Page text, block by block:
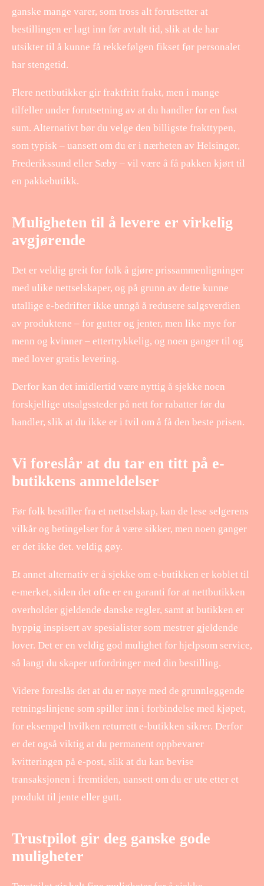
ganske mange varer, som tross alt forutsetter at
bestillingen er lagt inn før avtalt tid, slik at de har
utsikter til å kunne få rekkefølgen fikset før personalet
har stengetid.
Flere nettbutikker gir fraktfritt frakt, men i mange
tilfeller under forutsetning av at du handler for en fast
sum. Alternativt bør du velge den billigste frakttypen,
som typisk – uansett om du er i nærheten av Helsingør,
Frederikssund eller Sæby – vil være å få pakken kjørt til
en pakkebutikk.
Muligheten til å levere er virkelig
avgjørende
Det er veldig greit for folk å gjøre prissammenligninger
med ulike nettselskaper, og på grunn av dette kunne
utallige e-bedrifter ikke unngå å redusere salgsverdien
av produktene – for gutter og jenter, men like mye for
menn og kvinner – ettertrykkelig, og noen ganger til og
med lover gratis levering.
Derfor kan det imidlertid være nyttig å sjekke noen
forskjellige utsalgssteder på nett for rabatter før du
handler, slik at du ikke er i tvil om å få den beste prisen.
Vi foreslår at du tar en titt på e-
butikkens anmeldelser
Før folk bestiller fra et nettselskap, kan de lese selgerens
vilkår og betingelser for å være sikker, men noen ganger
er det ikke det. veldig gøy.
Et annet alternativ er å sjekke om e-butikken er koblet til
e-merket, siden det ofte er en garanti for at nettbutikken
overholder gjeldende danske regler, samt at butikken er
hyppig inspisert av spesialister som mestrer gjeldende
lover. Det er en veldig god mulighet for hjelpsom service,
så langt du skaper utfordringer med din bestilling.
Videre foreslås det at du er nøye med de grunnleggende
retningslinjene som spiller inn i forbindelse med kjøpet,
for eksempel hvilken returrett e-butikken sikrer. Derfor
er det også viktig at du permanent oppbevarer
kvitteringen på e-post, slik at du kan bevise
transaksjonen i fremtiden, uansett om du er ute etter et
produkt til jente eller gutt.
Trustpilot gir deg ganske gode
muligheter